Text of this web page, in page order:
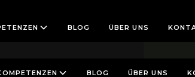
BLOG ÜBER UNS
BLOG ÜBER UNS